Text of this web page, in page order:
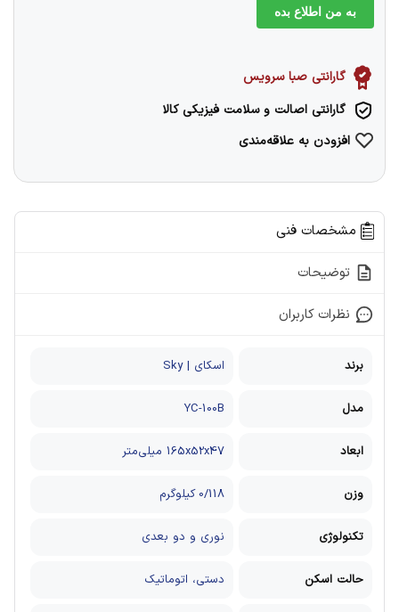
به من اطلاع بده
گارانتی صبا سرویس
گارانتی اصالت و سلامت فیزیکی کالا
افزودن به علاقه‌مندی
مشخصات فنی
توضیحات
نظرات کاربران
برند اسکای | Sky
مدل YC-100B
ابعاد 165x52x47 میلی‌متر
وزن 0/118 کیلوگرم
تکنولوژی نوری و دو بعدی
حالت اسکن دستی، اتوماتیک